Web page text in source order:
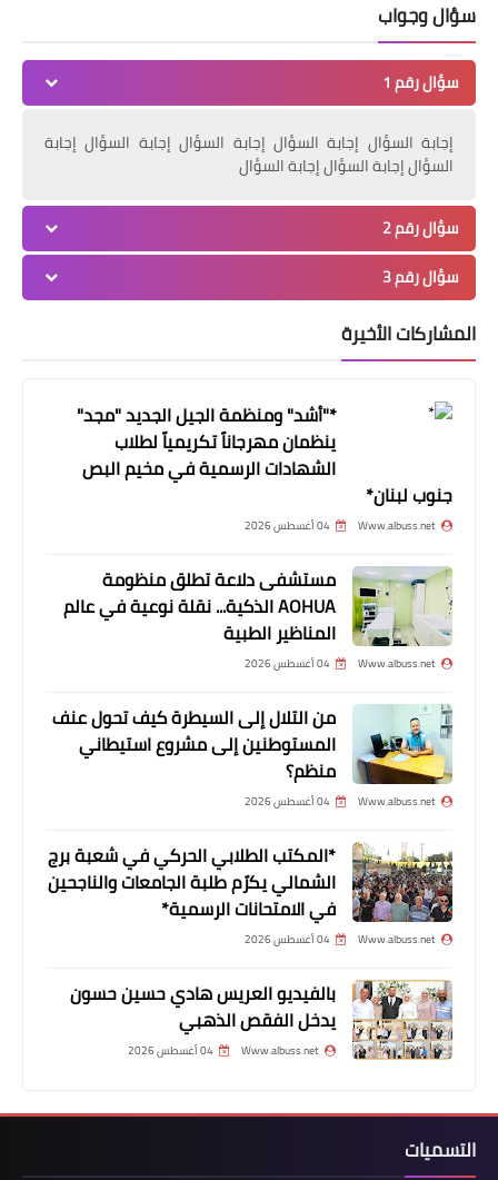
مقالات
محاولة اغتيال حمدان:هل هي عودة
لمسلسل الاغتيالات في مدينة صيدا؟
أخبار فلسطين
القانوع: إهمال علاج الأسيرة جعابيص
ريال مدريد يرد على إمكانية تجديد عقد
كريستيانو
سؤال وجواب
سؤال رقم 1
إجابة السؤال إجابة السؤال إجابة السؤال إجابة السؤال إجابة
السؤال إجابة السؤال إجابة السؤال
سؤال رقم 2
سؤال رقم 3
المشاركات الأخيرة
*"أشد" ومنظمة الجيل الجديد "مجد"
ينظمان مهرجاناً تكريمياً لطلاب
الشهادات الرسمية في مخيم البص
جنوب لبنان*
Www.albuss.net 04 أغسطس 2026
مستشفى دلاعة تطلق منظومة
AOHUA الذكية... نقلة نوعية في عالم
المناظير الطبية
Www.albuss.net 04 أغسطس 2026
من التلال إلى السيطرة كيف تحول عنف
المستوطنين إلى مشروع استيطاني
منظم؟
Www.albuss.net 04 أغسطس 2026
*المكتب الطلابي الحركي في شعبة برج
الشمالي يكرّم طلبة الجامعات والناجحين
في الامتحانات الرسمية*
Www.albuss.net 04 أغسطس 2026
بالفيديو العريس هادي حسين حسون
يدخل الفقص الذهبي
Www.albuss.net 04 أغسطس 2026
التسميات